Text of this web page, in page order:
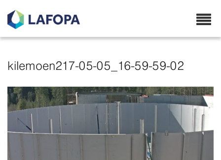
Lafopa.no
kilemoen217-05-05_16-59-59-02